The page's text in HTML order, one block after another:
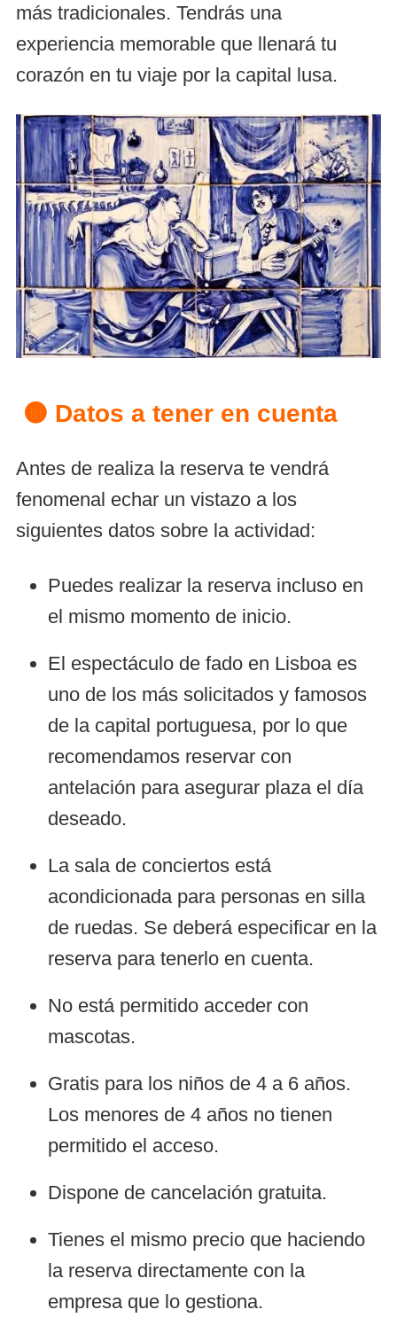
más tradicionales. Tendrás una
experiencia memorable que llenará tu
corazón en tu viaje por la capital lusa.
🟠 Datos a tener en cuenta
Antes de realiza la reserva te vendrá
fenomenal echar un vistazo a los
siguientes datos sobre la actividad:
Puedes realizar la reserva incluso en
el mismo momento de inicio.
El espectáculo de fado en Lisboa es
uno de los más solicitados y famosos
de la capital portuguesa, por lo que
recomendamos reservar con
antelación para asegurar plaza el día
deseado.
La sala de conciertos está
acondicionada para personas en silla
de ruedas. Se deberá especificar en la
reserva para tenerlo en cuenta.
No está permitido acceder con
mascotas.
Gratis para los niños de 4 a 6 años.
Los menores de 4 años no tienen
permitido el acceso.
Dispone de cancelación gratuita.
Tienes el mismo precio que haciendo
la reserva directamente con la
empresa que lo gestiona.